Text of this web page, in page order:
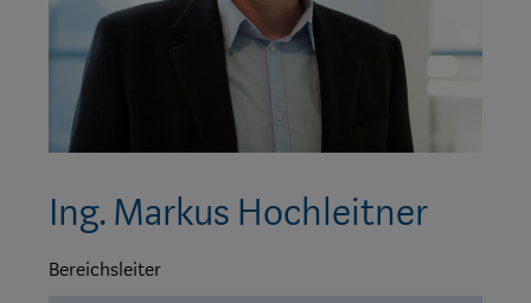
Ing. Markus Hochleitner
Bereichsleiter